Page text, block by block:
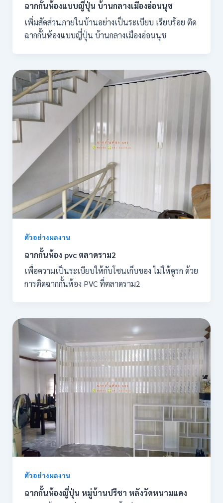
ฉากกั้นห้องแบบญี่ปุ่น บ้านกลางเมืองอ่อนนุช
เพิ่มสัดส่วนภายในบ้านอย่างเป็นระเบียบ เรียบร้อย ติด
ฉากกั้นห้องแบบญี่ปุ่น บ้านกลางเมืองอ่อนนุช
ตัวอย่างผลงาน
ฉากกั้นห้อง pvc ตลาดราม2
เพื่อความเป็นระเบียบให้กับโซนเก็บของ ไม่ให้ดูรก ด้วย
การติดฉากกั้นห้อง PVC ที่ตลาดราม2
ตัวอย่างผลงาน
ฉากกั้นห้องญี่ปุ่น หมู่บ้านปรีชา หลังวัดหนามแดง